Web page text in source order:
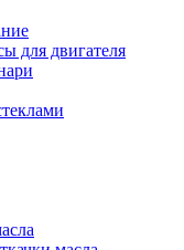
для двигателя